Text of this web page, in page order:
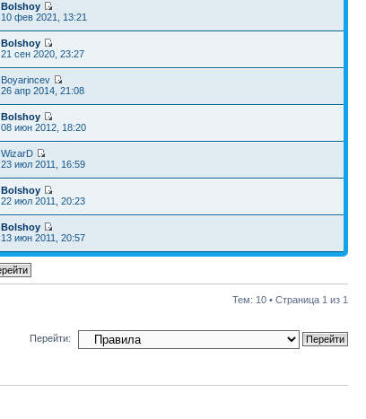
Bolshoy
10 фев 2021, 13:21
Bolshoy
21 сен 2020, 23:27
Boyarincev
26 апр 2014, 21:08
Bolshoy
08 июн 2012, 18:20
WizarD
23 июл 2011, 16:59
Bolshoy
22 июл 2011, 20:23
Bolshoy
13 июн 2011, 20:57
Тем: 10 • Страница 1 из 1
Перейти: